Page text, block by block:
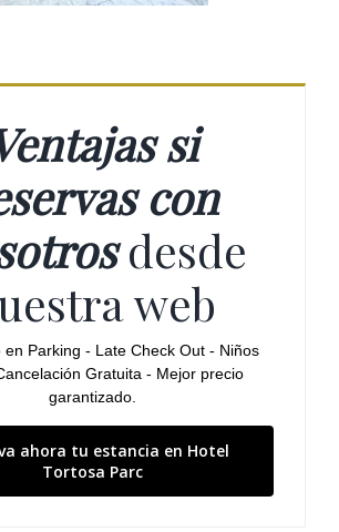
si
con
desde
web
en Parking - Late Check Out - Niños
Gratuita - Mejor precio
garantizado.
ahora tu estancia en Hotel
Tortosa Parc